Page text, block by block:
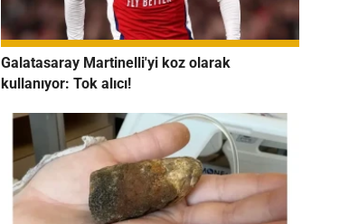
Galatasaray Martinelli'yi koz olarak
kullanıyor: Tok alıcı!